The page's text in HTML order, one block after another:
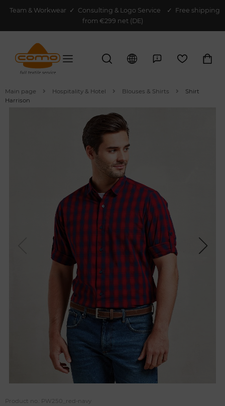
Team & Workwear ✓ Consulting & Logo Service
✓ Free shipping
from €299 net (DE)
Main page Hospitality & Hotel Blouses & Shirts
Shirt
Harrison
Next
Product no.: PW250_red-navy